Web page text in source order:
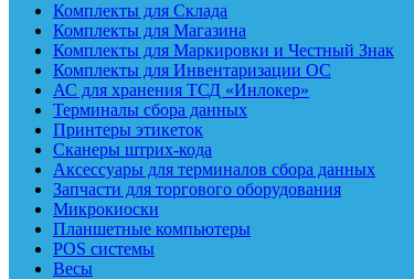
Комплекты для Склада
Комплекты для Магазина
Комплекты для Маркировки и Честный Знак
Комплекты для Инвентаризации ОС
АС для хранения ТСД «Инлокер»
Терминалы сбора данных
Принтеры этикеток
Сканеры штрих-кода
Аксессуары для терминалов сбора данных
Запчасти для торгового оборудования
Микрокиоски
Планшетные компьютеры
POS системы
Весы